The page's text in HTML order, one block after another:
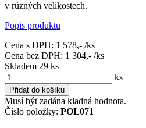
v různých velikostech.
Popis produktu
Cena s DPH: 1 578,- /ks
Cena bez DPH: 1 304,- /ks
Skladem 29 ks
ks
Přidat do košíku
Musí být zadána kladná hodnota.
Číslo položky: POL071